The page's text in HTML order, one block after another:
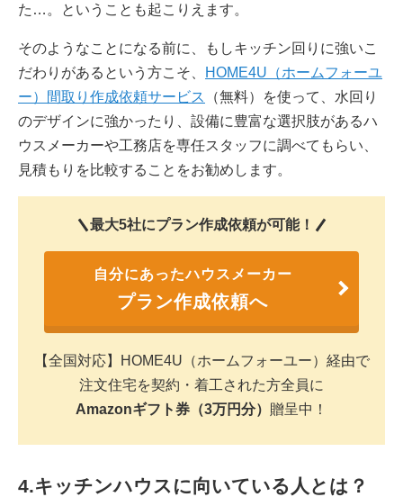
た…。ということも起こりえます。
そのようなことになる前に、もしキッチン回りに強いこ
だわりがあるという方こそ、
HOME4U（ホームフォーユ
ー）間取り作成依頼サービス
（無料）を使って、水回り
のデザインに強かったり、設備に豊富な選択肢があるハ
ウスメーカーや工務店を専任スタッフに調べてもらい、
見積もりを比較することをお勧めします。
最大5社にプラン作成依頼が可能！
自分にあったハウスメーカー
プラン作成依頼へ
【全国対応】HOME4U（ホームフォーユー）経由で
注文住宅を契約・着工された方全員に
Amazonギフト券（3万円分） 贈呈中！
4.キッチンハウスに向いている人とは？